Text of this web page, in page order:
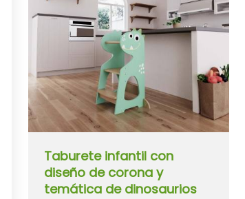
Taburete infantil con
diseño de corona y
temática de dinosaurios